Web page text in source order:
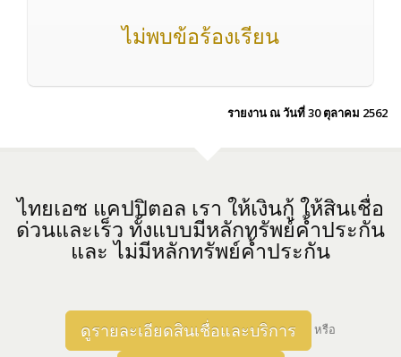
ไม่พบข้อร้องเรียน
รายงาน ณ วันที่ 30 ตุลาคม 2562
ไทยเอซ แคปปิตอล เรา ให้เงินกู้ ให้สินเชื่อ
ด่วนและเร็ว ทั้งแบบมีหลักทรัพย์ค้ำประกัน
และ ไม่มีหลักทรัพย์ค้ำประกัน
ดูรายละเอียดสินเชื่อและบริการ หรือ